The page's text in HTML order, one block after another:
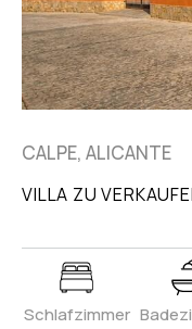
CALPE, ALICANTE
VILLA ZU
Schlafzimmer